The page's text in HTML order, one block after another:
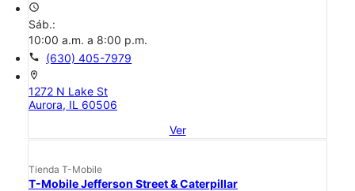
access_time
Sáb.:
10:00 a.m. a 8:00 p.m.
call (630) 405-7979
location_on
1272 N Lake St
Aurora, IL 60506
Ver
Tienda T-Mobile
T-Mobile Jefferson Street & Caterpillar